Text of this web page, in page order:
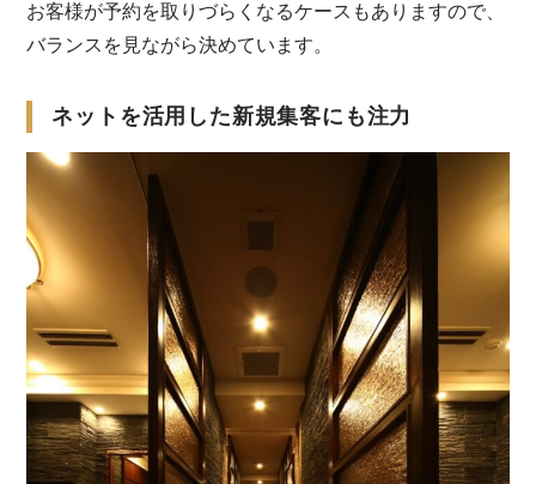
お客様が予約を取りづらくなるケースもありますので、
バランスを見ながら決めています。
ネットを活用した新規集客にも注力